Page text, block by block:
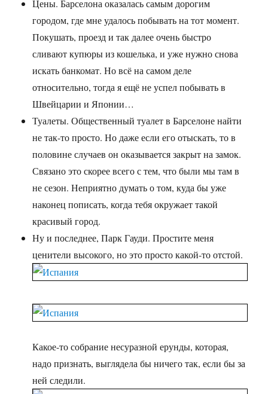
Цены. Барселона оказалась самым дорогим
городом, где мне удалось побывать на тот момент.
Покушать, проезд и так далее очень быстро
сливают купюры из кошелька, и уже нужно снова
искать банкомат. Но всё на самом деле
относительно, тогда я ещё не успел побывать в
Швейцарии и Японии…
Туалеты. Общественный туалет в Барселоне найти
не так-то просто. Но даже если его отыскать, то в
половине случаев он оказывается закрыт на замок.
Связано это скорее всего с тем, что были мы там в
не сезон. Неприятно думать о том, куда бы уже
наконец пописать, когда тебя окружает такой
красивый город.
Ну и последнее, Парк Гауди. Простите меня
ценители высокого, но это просто какой-то отстой.
Какое-то собрание несуразной ерунды, которая,
надо признать, выглядела бы ничего так, если бы за
ней следили.